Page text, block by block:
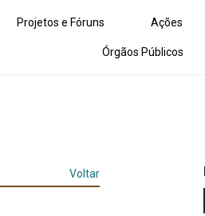
Projetos e Fóruns Ações
Órgãos Públicos
Voltar